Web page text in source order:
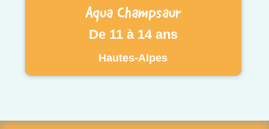
Aqua Champsaur
De 11 à 14 ans
Hautes-Alpes